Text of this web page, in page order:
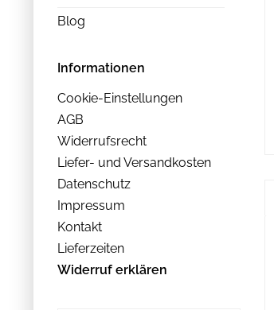
Blog
Informationen
Cookie-Einstellungen
AGB
Widerrufsrecht
Liefer- und Versandkosten
Datenschutz
Impressum
Kontakt
Lieferzeiten
Widerruf erklären